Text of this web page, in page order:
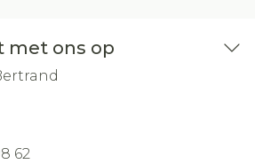
met ons op
62